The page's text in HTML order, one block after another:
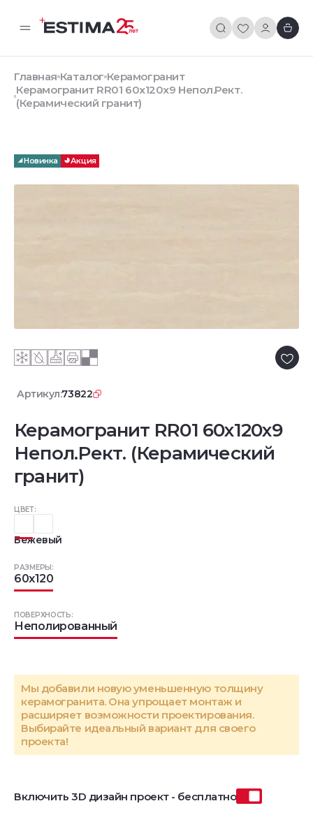
Главная Каталог Керамогранит
Керамогранит RR01 60x120x9 Непол.Рект.
(Керамический гранит)
Новинка Акция
Артикул:73822
Керамогранит RR01 60x120x9
Непол.Рект. (Керамический
гранит)
ЦВЕТ:
Бежевый
РАЗМЕРЫ:
60x120
ПОВЕРХНОСТЬ:
Неполированный
Мы добавили новую уменьшенную толщину
керамогранита. Она упрощает монтаж и
расширяет возможности проектирования.
Выбирайте идеальный вариант для своего
проекта!
Включить 3D дизайн проект - бесплатно